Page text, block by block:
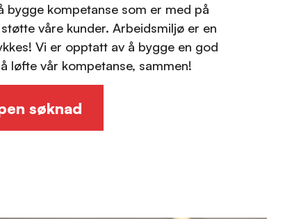
bygge kompetanse som er med på
våre kunder. Arbeidsmiljø er en
Vi er opptatt av å bygge en god
løfte vår kompetanse, sammen!
søknad